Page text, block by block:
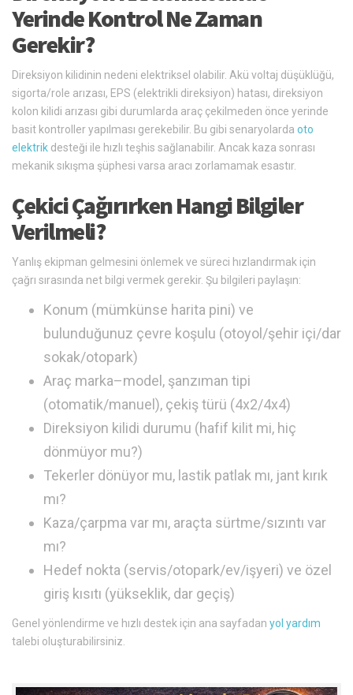
Yerinde Kontrol Ne Zaman
Gerekir?
Direksiyon kilidinin nedeni elektriksel olabilir. Akü voltaj düşüklüğü,
sigorta/role arızası, EPS (elektrikli direksiyon) hatası, direksiyon
kolon kilidi arızası gibi durumlarda araç çekilmeden önce yerinde
basit kontroller yapılması gerekebilir. Bu gibi senaryolarda oto
elektrik desteği ile hızlı teşhis sağlanabilir. Ancak kaza sonrası
mekanik sıkışma şüphesi varsa aracı zorlamamak esastır.
Çekici Çağırırken Hangi Bilgiler
Verilmeli?
Yanlış ekipman gelmesini önlemek ve süreci hızlandırmak için
çağrı sırasında net bilgi vermek gerekir. Şu bilgileri paylaşın:
Konum (mümkünse harita pini) ve
bulunduğunuz çevre koşulu (otoyol/şehir içi/dar
sokak/otopark)
Araç marka–model, şanzıman tipi
(otomatik/manuel), çekiş türü (4x2/4x4)
Direksiyon kilidi durumu (hafif kilit mi, hiç
dönmüyor mu?)
Tekerler dönüyor mu, lastik patlak mı, jant kırık
mı?
Kaza/çarpma var mı, araçta sürtme/sızıntı var
mı?
Hedef nokta (servis/otopark/ev/işyeri) ve özel
giriş kısıtı (yükseklik, dar geçiş)
Genel yönlendirme ve hızlı destek için ana sayfadan yol yardım
talebi oluşturabilirsiniz.